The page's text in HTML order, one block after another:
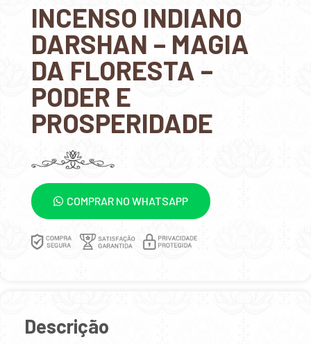
INCENSO INDIANO
DARSHAN – MAGIA
DA FLORESTA –
PODER E
PROSPERIDADE
COMPRAR NO WHATSAPP
Descrição